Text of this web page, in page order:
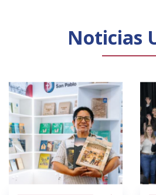
Noticias